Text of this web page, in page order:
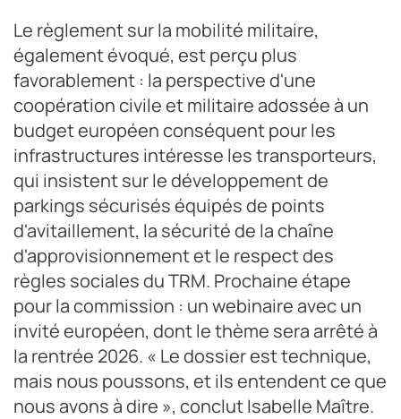
Le règlement sur la mobilité militaire,
également évoqué, est perçu plus
favorablement : la perspective d'une
coopération civile et militaire adossée à un
budget européen conséquent pour les
infrastructures intéresse les transporteurs,
qui insistent sur le développement de
parkings sécurisés équipés de points
d'avitaillement, la sécurité de la chaîne
d'approvisionnement et le respect des
règles sociales du TRM. Prochaine étape
pour la commission : un webinaire avec un
invité européen, dont le thème sera arrêté à
la rentrée 2026. « Le dossier est technique,
mais nous poussons, et ils entendent ce que
nous avons à dire », conclut Isabelle Maître.